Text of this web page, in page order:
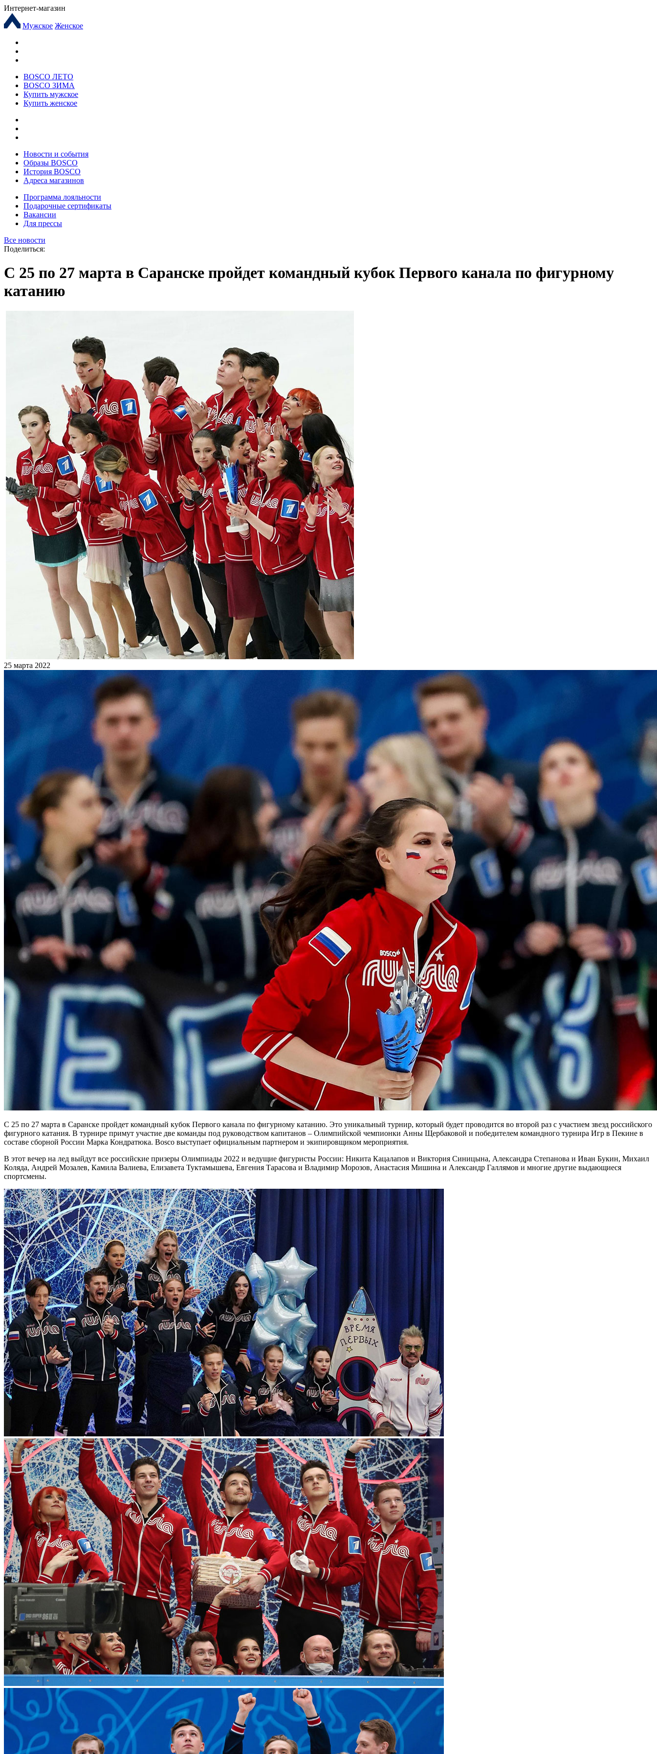
Интернет-магазин
Мужское Женское
BOSCO ЛЕТО
BOSCO ЗИМА
Купить мужское
Купить женское
Новости и события
Образы BOSCO
История BOSCO
Адреса магазинов
Программа лояльности
Подарочные сертификаты
Вакансии
Для прессы
Все новости
Поделиться:
С 25 по 27 марта в Саранске пройдет командный кубок Первого канала по фигурному
катанию
25 марта 2022
С 25 по 27 марта в Саранске пройдет командный кубок Первого канала по фигурному катанию. Это уникальный турнир, который будет проводится во второй раз с участием звезд российского
фигурного катания. В турнире примут участие две команды под руководством капитанов – Олимпийской чемпионки Анны Щербаковой и победителем командного турнира Игр в Пекине в
составе сборной России Марка Кондратюка. Bosco выступает официальным партнером и экипировщиком мероприятия.
В этот вечер на лед выйдут все российские призеры Олимпиады 2022 и ведущие фигуристы России: Никита Кацалапов и Виктория Синицына, Александра Степанова и Иван Букин, Михаил
Коляда, Андрей Мозалев, Камила Валиева, Елизавета Туктамышева, Евгения Тарасова и Владимир Морозов, Анастасия Мишина и Александр Галлямов и многие другие выдающиеся
спортсмены.